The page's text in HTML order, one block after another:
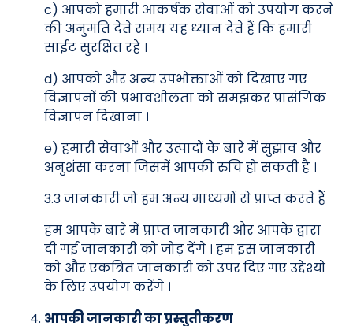
c) आपको हमारी आकर्षक सेवाओं को उपयोग करने
की अनुमति देते समय यह ध्यान देते हैं कि हमारी
साईट सुरक्षित रहे ।
d) आपको और अन्य उपभोक्ताओं को दिखाए गए
विज्ञापनों की प्रभावशीलता को समझकर प्रासंगिक
विज्ञापन दिखाना ।
e) हमारी सेवाओं और उत्पादों के बारे में सुझाव और
अनुशंसा करना जिसमें आपकी रुचि हो सकती है ।
3.3 जानकारी जो हम अन्य माध्यमों से प्राप्त करते हैं
हम आपके बारे में प्राप्त जानकारी और आपके द्वारा
दी गई जानकारी को जोड़ देंगे । हम इस जानकारी
को और एकत्रित जानकारी को उपर दिए गए उद्देश्यों
के लिए उपयोग करेंगे ।
आपकी जानकारी का प्रस्तुतीकरण